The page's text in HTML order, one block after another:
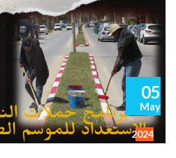
05
May
2024